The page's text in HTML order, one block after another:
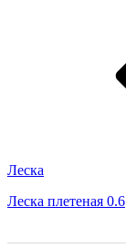
Леска
Леска плетеная 0.6